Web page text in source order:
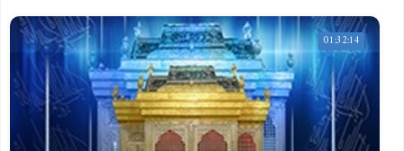
01:32:14